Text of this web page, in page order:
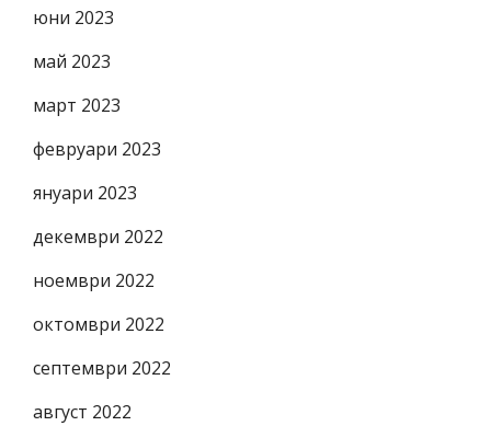
юни 2023
май 2023
март 2023
февруари 2023
януари 2023
декември 2022
ноември 2022
октомври 2022
септември 2022
август 2022